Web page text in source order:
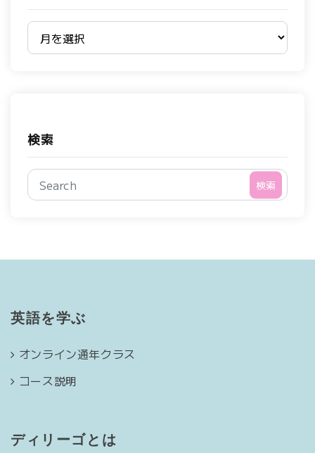
過去のブログ
検索
検索
英語を学ぶ
オンライン通年クラス
コース説明
ディリーゴとは